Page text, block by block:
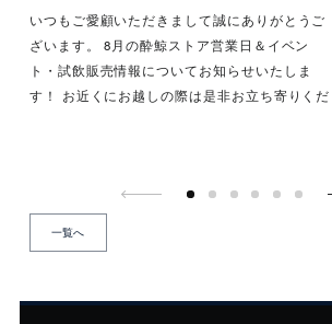
いつもご愛顧いただきまして誠にありがとうご
ざいます。 8月の酔鯨ストア営業日＆イベン
ト・試飲販売情報についてお知らせいたしま
す！ お近くにお越しの際は是非お立ち寄りくだ
一覧へ